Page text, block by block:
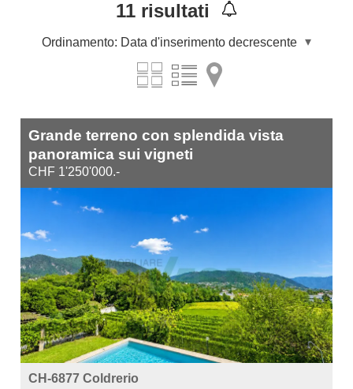
11 risultati
Ordinamento: Data d'inserimento decrescente
Grande terreno con splendida vista
panoramica sui vigneti
CHF 1'250'000.-
CH-6877 Coldrerio